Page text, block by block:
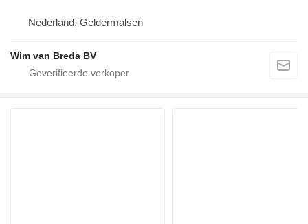
Nederland, Geldermalsen
Wim van Breda BV